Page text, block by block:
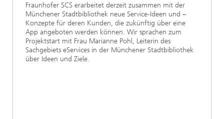
Fraunhofer SCS erarbeitet derzeit zusammen mit der
Münchener Stadtbibliothek neue Service-Ideen und –
Konzepte für deren Kunden, die zukünftig über eine
App angeboten werden können. Wir sprachen zum
Projektstart mit Frau Marianne Pohl, Leiterin des
Sachgebiets eServices in der Münchener Stadtbibliothek
über Ideen und Ziele.